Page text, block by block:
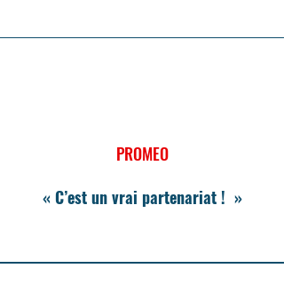
PROMEO
« C’est un vrai partenariat ! »